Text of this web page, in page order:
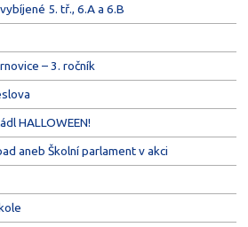
5. tř., 6.A a 6.B
– 3. ročník
HALLOWEEN!
aneb Školní parlament v akci